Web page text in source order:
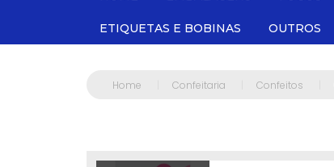
ETIQUETAS E BOBINAS OUTROS
Home Confeitaria Confeitos